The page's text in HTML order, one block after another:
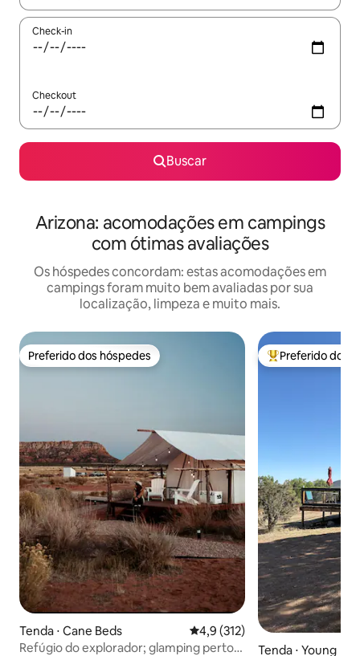
Check-in
Checkout
Buscar
Arizona: acomodações em campings
com ótimas avaliações
Os hóspedes concordam: estas acomodações em
campings foram muito bem avaliadas por sua
localização, limpeza e muito mais.
Preferido dos hóspedes
Preferido dos hóspedes
Tenda ⋅ Cane Beds 4,9 de uma avaliação média de
4,9 (312)
Refúgio do explorador; glamping perto
Entre os
Preferido dos
Tenda ⋅ Young